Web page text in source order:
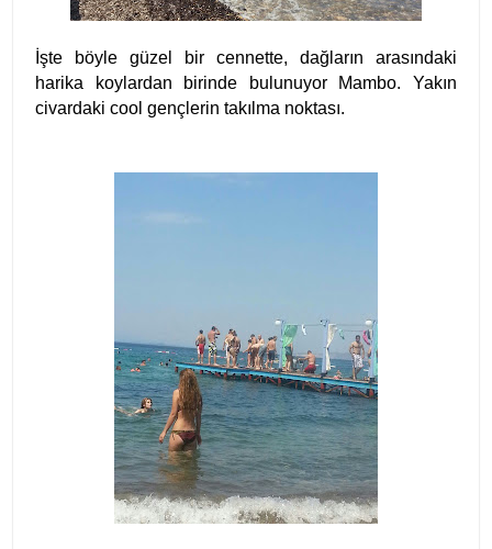
İşte böyle güzel bir cennette, dağların arasındaki
harika koylardan birinde bulunuyor Mambo. Yakın
civardaki cool gençlerin takılma noktası.